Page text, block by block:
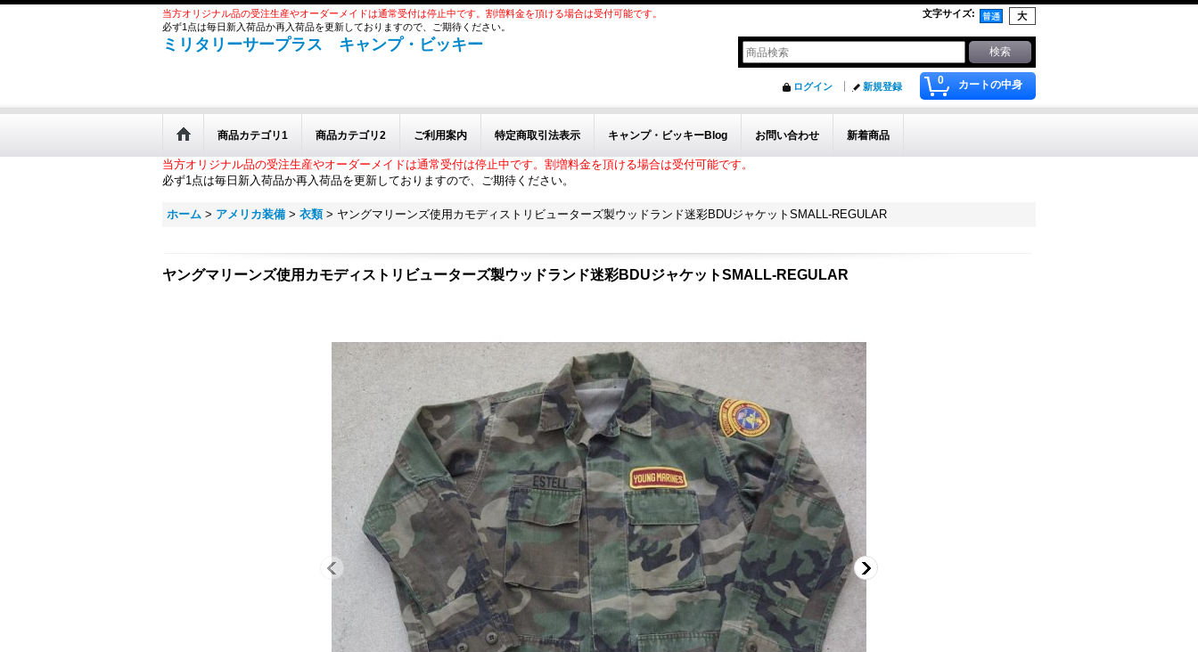
当方オリジナル品の受注生産やオーダーメイドは通常受付は停止中です。割増料金を頂ける場合は受付可能です。
必ず1点は毎日新入荷品か再入荷品を更新しておりますので、ご期待ください。
文字サイズ:
ミリタリーサープラス キャンプ・ビッキー
0 カートの中身
ログイン 新規登録
商品カテゴリ1 商品カテゴリ2 ご利用案内 特定商取引法表示 キャンプ・ビッキーBlog お問い合わせ 新着商品
当方オリジナル品の受注生産やオーダーメイドは通常受付は停止中です。割増料金を頂ける場合は受付可能です。
必ず1点は毎日新入荷品か再入荷品を更新しておりますので、ご期待ください。
ホーム > アメリカ装備 > 衣類 > ヤングマリーンズ使用カモディストリビューターズ製ウッドランド迷彩BDUジャケットSMALL-REGULAR
ヤングマリーンズ使用カモディストリビューターズ製ウッドランド迷彩BDUジャケットSMALL-REGULAR